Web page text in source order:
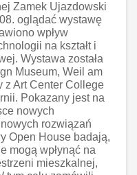
Zamek Ujazdowski
oglądać wystawę
wpływ
na kształt i
Wystawa została
Museum, Weil am
z Art Center College
Pokazany jest na
nowych
rozwiązań
Open House badają,
mogą wpłynąć na
mieszkalnej,